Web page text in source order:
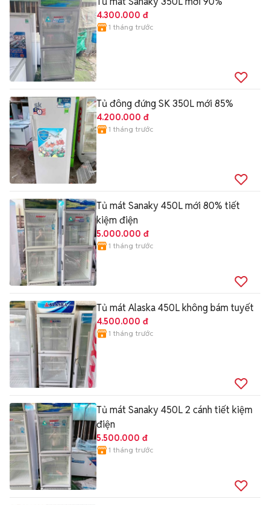
4.300.000 đ
1 tháng trước
Tủ đông đứng SK 350L mới 85%
4.200.000 đ
1 tháng trước
Tủ mát Sanaky 450L mới 80% tiết
kiệm điện
5.000.000 đ
1 tháng trước
Tủ mát Alaska 450L không bám tuyết
4.500.000 đ
1 tháng trước
Tủ mát Sanaky 450L 2 cánh tiết kiệm
điện
5.500.000 đ
1 tháng trước